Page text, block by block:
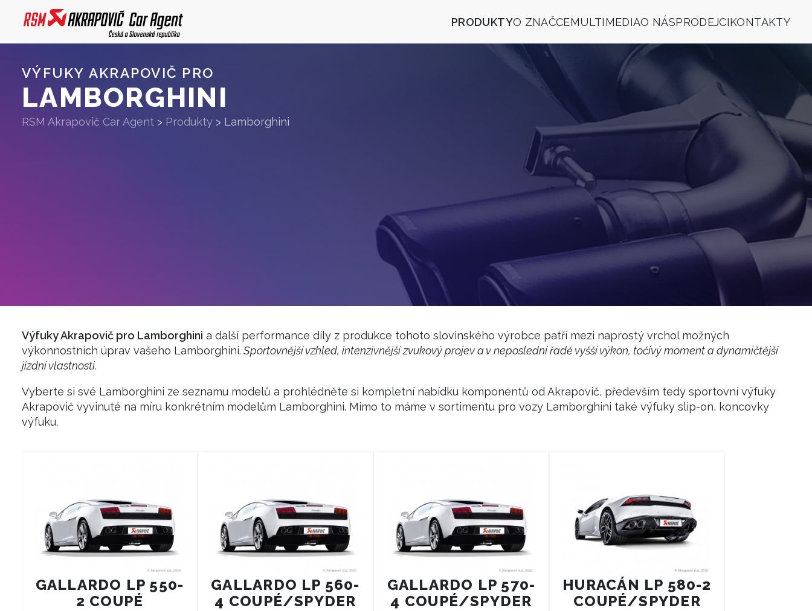
PRODUKTYO ZNAČCEMULTIMEDIAO NÁSPRODEJCIKONTAKTY
VÝFUKY AKRAPOVIČ PRO
LAMBORGHINI
RSM Akrapovič Car Agent > Produkty > Lamborghini
Výfuky Akrapovič pro Lamborghini a další performance díly z produkce tohoto slovinského výrobce patří mezi naprostý vrchol možných
výkonnostních úprav vašeho Lamborghini. Sportovnější vzhled, intenzivnější zvukový projev a v neposlední řadě vyšší výkon, točivý moment a dynamičtější
jízdní vlastnosti.
Vyberte si své Lamborghini ze seznamu modelů a prohlédněte si kompletní nabídku komponentů od Akrapovič, především tedy sportovní výfuky
Akrapovič vyvinuté na míru konkrétním modelům Lamborghini. Mimo to máme v sortimentu pro vozy Lamborghini také výfuky slip-on, koncovky
výfuku.
GALLARDO LP 550-
2 COUPÉ
GALLARDO LP 560-
4 COUPÉ/SPYDER
GALLARDO LP 570-
4 COUPÉ/SPYDER
HURACÁN LP 580-2
COUPÉ/SPYDER